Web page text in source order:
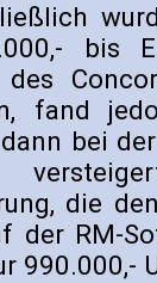
bis
des
fand
bei
die
der RM-
990.000,-